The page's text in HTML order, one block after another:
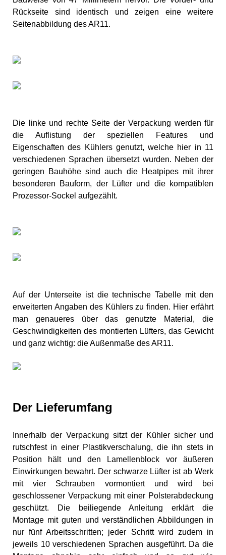
Rückseite sind identisch und zeigen eine weitere
Seitenabbildung des AR11.
Die linke und rechte Seite der Verpackung werden für
die Auflistung der speziellen Features und
Eigenschaften des Kühlers genutzt, welche hier in 11
verschiedenen Sprachen übersetzt wurden. Neben der
geringen Bauhöhe sind auch die Heatpipes mit ihrer
besonderen Bauform, der Lüfter und die kompatiblen
Prozessor-Sockel aufgezählt.
Auf der Unterseite ist die technische Tabelle mit den
erweiterten Angaben des Kühlers zu finden. Hier erfährt
man genaueres über das genutzte Material, die
Geschwindigkeiten des montierten Lüfters, das Gewicht
und ganz wichtig: die Außenmaße des AR11.
Der Lieferumfang
Innerhalb der Verpackung sitzt der Kühler sicher und
rutschfest in einer Plastikverschalung, die ihn stets in
Position hält und den Lamellenblock vor äußeren
Einwirkungen bewahrt. Der schwarze Lüfter ist ab Werk
mit vier Schrauben vormontiert und wird bei
geschlossener Verpackung mit einer Polsterabdeckung
geschützt. Die beiliegende Anleitung erklärt die
Montage mit guten und verständlichen Abbildungen in
nur fünf Arbeitsschritten; jeder Schritt wird zudem in
jeweils 10 verschiedenen Sprachen ausgeführt. Da die